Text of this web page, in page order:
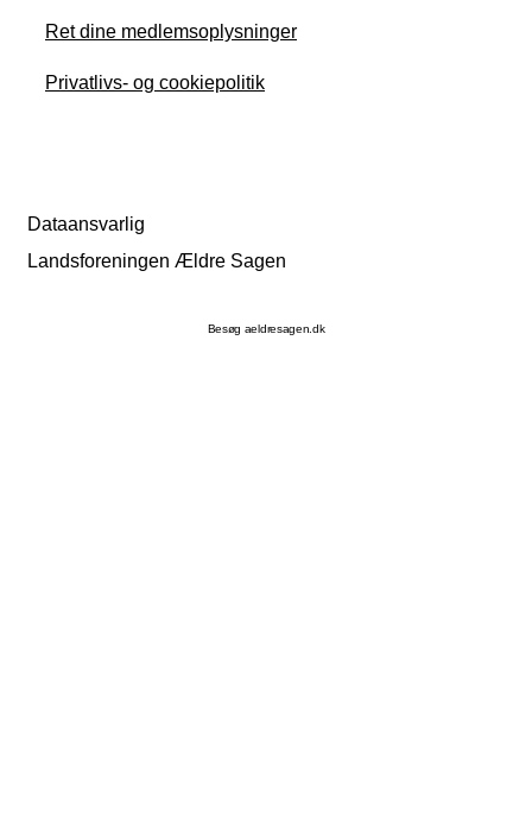
Ret dine medlemsoplysninger
Privatlivs- og cookiepolitik
Dataansvarlig
Landsforeningen Ældre Sagen
Besøg aeldresagen.dk